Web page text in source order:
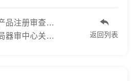
上一篇：《凝胶敷料产品注册审查指导原则（2023...
下一篇：《国家药监局器审中心关于发布重组胶原...
返回列表